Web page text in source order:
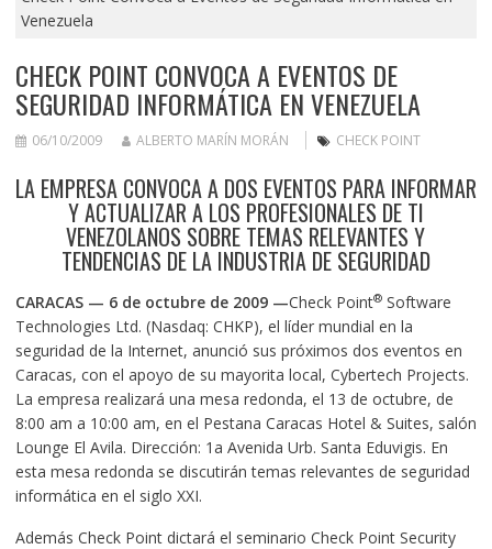
Venezuela
CHECK POINT CONVOCA A EVENTOS DE
SEGURIDAD INFORMÁTICA EN VENEZUELA
06/10/2009 ALBERTO MARÍN MORÁN CHECK POINT
LA EMPRESA CONVOCA A DOS EVENTOS PARA INFORMAR
Y ACTUALIZAR A LOS PROFESIONALES DE TI
VENEZOLANOS SOBRE TEMAS RELEVANTES Y
TENDENCIAS DE LA INDUSTRIA DE SEGURIDAD
CARACAS — 6 de octubre de 2009 —Check Point®Software
Technologies Ltd. (Nasdaq: CHKP), el líder mundial en la
seguridad de la Internet, anunció sus próximos dos eventos en
Caracas, con el apoyo de su mayorita local, Cybertech Projects.
La empresa realizará una mesa redonda, el 13 de octubre, de
8:00 am a 10:00 am, en el Pestana Caracas Hotel & Suites, salón
Lounge El Avila. Dirección: 1a Avenida Urb. Santa Eduvigis. En
esta mesa redonda se discutirán temas relevantes de seguridad
informática en el siglo XXI.
Además Check Point dictará el seminario Check Point Security